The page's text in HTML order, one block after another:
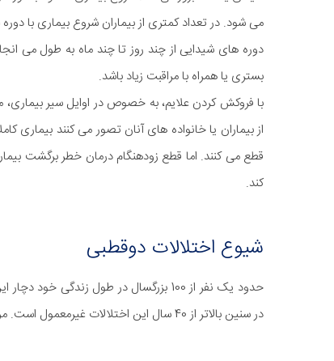
می شود. در تعداد کمتری از بیماران شروع بیماری با
دوره های شیدایی از چند روز تا چند ماه به طول می
بستری یا همراه با مراقبت زیاد باشد.
با فروکش کردن علایم، به خصوص در اوایل سیر
از بیماران یا خانواده های آنان تصور می کنند بیماری
قطع می کنند. اما قطع زودهنگام درمان خطر برگشت
کند.
شیوع اختلالات دوقطبی
حدود یک نفر از 100 بزرگسال در طول
در سنین بالاتر از 40 سال این اختلالات غیرمعمول است. مردان و زنان به یک اندازه در معرض ابتلا به این اختلالات قرار دارند.